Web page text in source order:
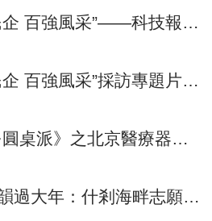
“首善民企 百強風采”——科技報國，創新同頻：聯想控股的産業強國之路
“首善民企 百強風采”採訪專題片即將上線！另附2026北京民營企業百強申報指南
《中小·圓桌派》之北京醫療器械成果轉化的創新之路——從“實驗室”到“手術室”
中外和韻過大年：什剎海畔志願者“洋”大爺暖心過新春